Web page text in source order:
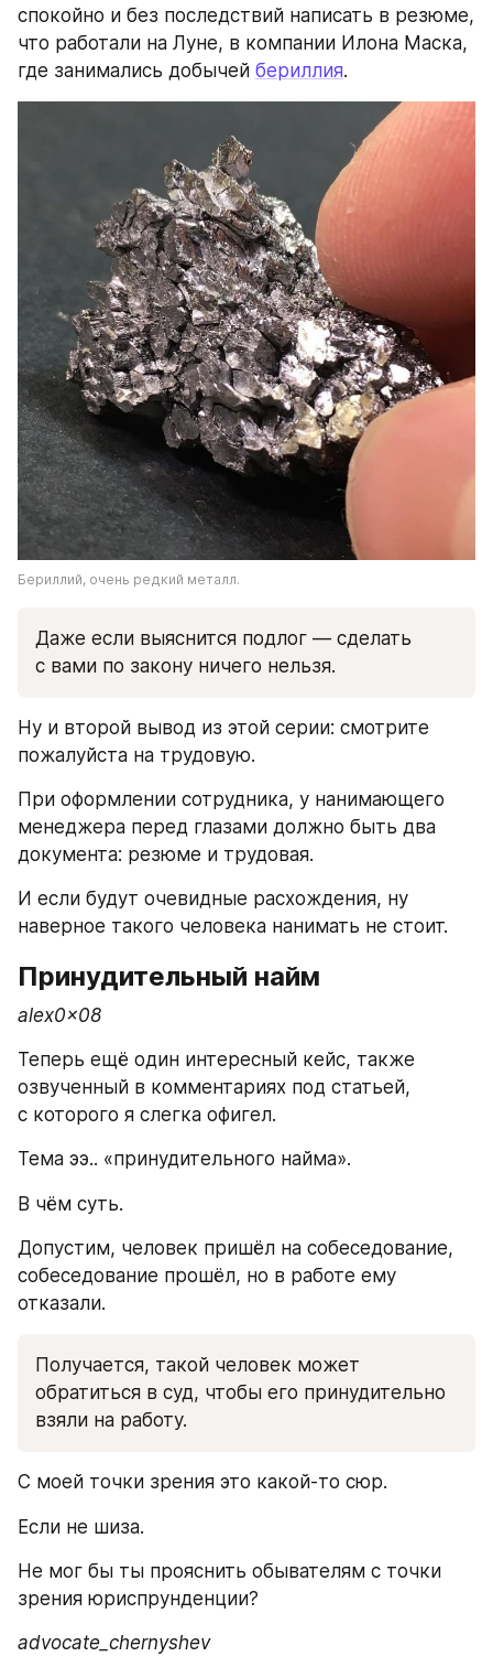
спокойно и без последствий написать в резюме,
что работали на Луне, в компании Илона Маска,
где занимались добычей бериллия.
Бериллий, очень редкий металл.
Даже если выяснится подлог — сделать
с вами по закону ничего нельзя.
Ну и второй вывод из этой серии: смотрите
пожалуйста на трудовую.
При оформлении сотрудника, у нанимающего
менеджера перед глазами должно быть два
документа: резюме и трудовая.
И если будут очевидные расхождения, ну
наверное такого человека нанимать не стоит.
Принудительный найм
alex0x08
Теперь ещё один интересный кейс, также
озвученный в комментариях под статьей,
с которого я слегка офигел.
Тема ээ.. «принудительного найма».
В чём суть.
Допустим, человек пришёл на собеседование,
собеседование прошёл, но в работе ему
отказали.
Получается, такой человек может
обратиться в суд, чтобы его принудительно
взяли на работу.
С моей точки зрения это какой-то сюр.
Если не шиза.
Не мог бы ты прояснить обывателям с точки
зрения юриспрунденции?
advocate_chernyshev